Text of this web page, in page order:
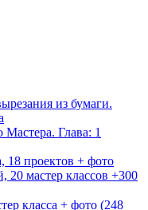
из бумаги.
Глава: 1
18 проектов + фото
20 мастер классов +300
класса + фото (248